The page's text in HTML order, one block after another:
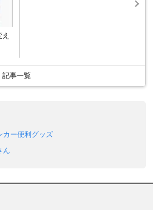
記事一覧
カー便利グッズ
ん